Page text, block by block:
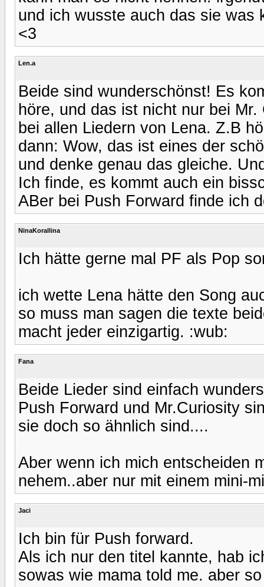
und ich wusste auch das sie was
<3
Len.a
Beide sind wunderschönst! Es
höre, und das ist nicht nur bei
bei allen Liedern von Lena. Z.B
dann: Wow, das ist eines der
und denke genau das gleiche.
Ich finde, es kommt auch ein
ABer bei Push Forward finde ich
NinaKorallina
Ich hätte gerne mal PF als Pop
ich wette Lena hätte den Song
so muss man sagen die texte
macht jeder einzigartig. :wub:
Fana
Beide Lieder sind einfach
Push Forward und Mr.Curiosity
sie doch so ähnlich sind....
Aber wenn ich mich entscheiden
nehem..aber nur mit einem mini-
Jaci
Ich bin für Push forward.
Als ich nur den titel kannte, hab
sowas wie mama told me. aber